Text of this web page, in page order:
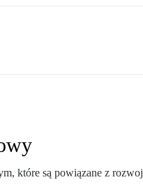
które są powiązane z